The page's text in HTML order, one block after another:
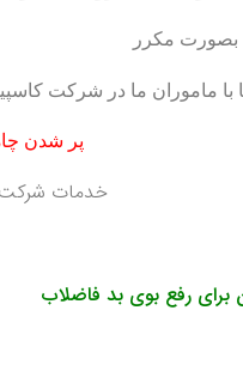
بصورت مکرر
با ماموران ما در شرکت
پر شدن
خدمات
برای رفع بوی بد فاضلاب